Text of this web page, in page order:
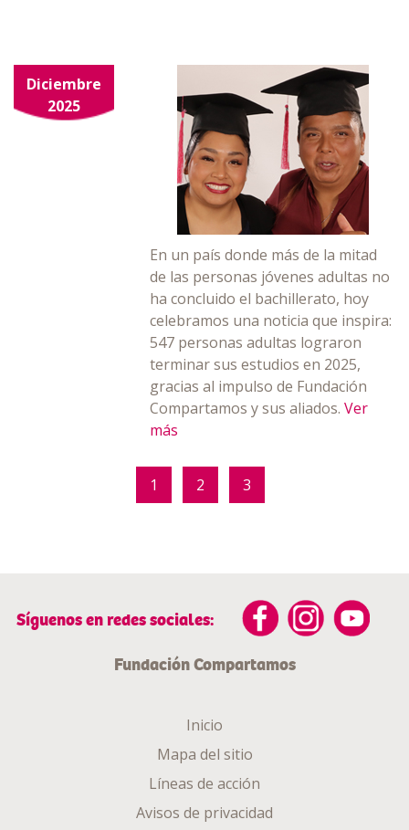
Diciembre
2025
En un país donde más de la mitad
de las personas jóvenes adultas no
ha concluido el bachillerato, hoy
celebramos una noticia que inspira:
547 personas adultas lograron
terminar sus estudios en 2025,
gracias al impulso de Fundación
Compartamos y sus aliados.Ver
más
1 2 3
Síguenos en redes sociales:
Fundación Compartamos
Inicio
Mapa del sitio
Líneas de acción
Avisos de privacidad